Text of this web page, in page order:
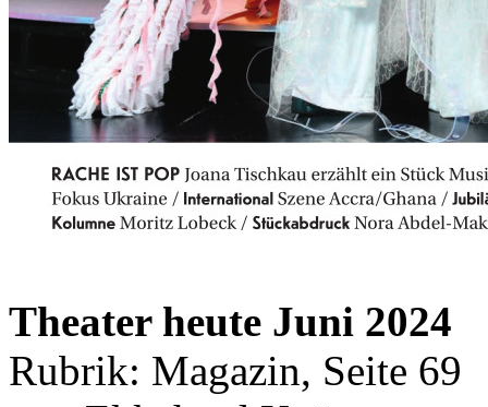
Theater heute Juni 2024
Rubrik: Magazin, Seite 69